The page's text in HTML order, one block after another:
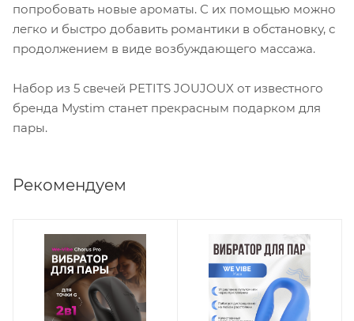
попробовать новые ароматы. С их помощью можно
легко и быстро добавить романтики в обстановку, с
продолжением в виде возбуждающего массажа.
Набор из 5 свечей PETITS JOUJOUX от известного
бренда Mystim станет прекрасным подарком для
пары.
Рекомендуем